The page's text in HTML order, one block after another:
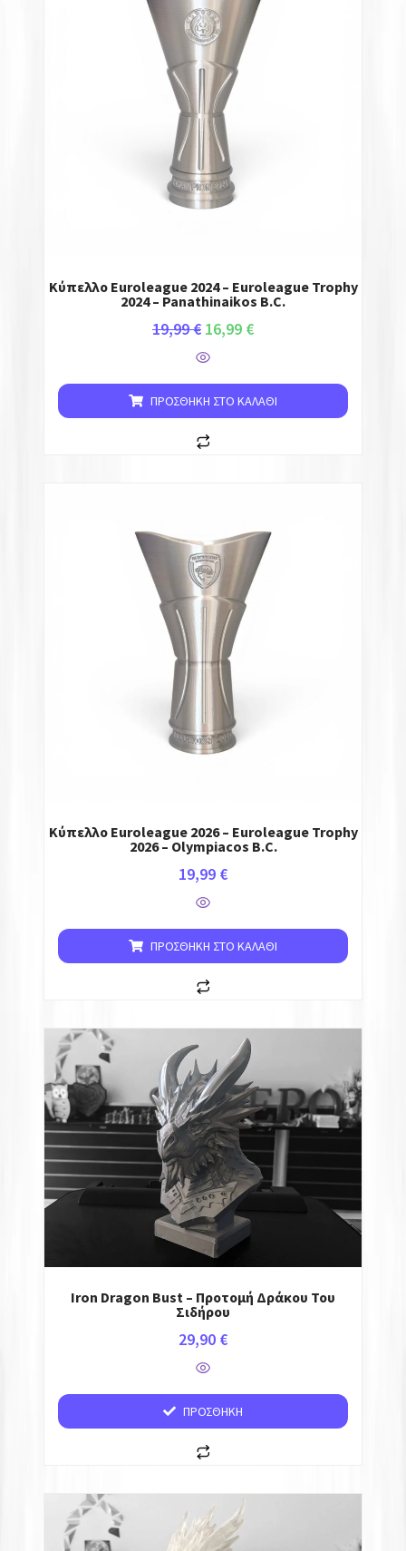
Κύπελλο Euroleague 2024 – Euroleague Trophy
2024 – Panathinaikos B.C.
19,99€ 16,99 €
ΠΡΟΣΘΉΚΗ ΣΤΟ ΚΑΛΆΘΙ
Κύπελλο Euroleague 2026 – Euroleague Trophy
2026 – Olympiacos B.C.
19,99 €
ΠΡΟΣΘΉΚΗ ΣΤΟ ΚΑΛΆΘΙ
Iron Dragon Bust – Προτομή Δράκου Του
Σιδήρου
29,90 €
ΠΡΟΣΘΉΚΗ